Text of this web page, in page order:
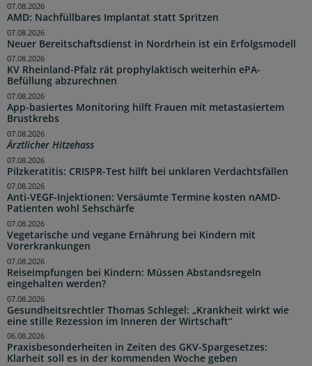
AMD: Nachfüllbares Implantat statt Spritzen
07.08.2026
Neuer Bereitschaftsdienst in Nordrhein ist ein Erfolgsmodell
07.08.2026
KV Rheinland-Pfalz rät prophylaktisch weiterhin ePA-
Befüllung abzurechnen
07.08.2026
App-basiertes Monitoring hilft Frauen mit metastasiertem
Brustkrebs
07.08.2026
Ärztlicher Hitzehass
07.08.2026
Pilzkeratitis: CRISPR-Test hilft bei unklaren Verdachtsfällen
07.08.2026
Anti-VEGF-Injektionen: Versäumte Termine kosten nAMD-
Patienten wohl Sehschärfe
07.08.2026
Vegetarische und vegane Ernährung bei Kindern mit
Vorerkrankungen
07.08.2026
Reiseimpfungen bei Kindern: Müssen Abstandsregeln
eingehalten werden?
07.08.2026
Gesundheitsrechtler Thomas Schlegel: „Krankheit wirkt wie
eine stille Rezession im Inneren der Wirtschaft“
07.08.2026
Praxisbesonderheiten in Zeiten des GKV-Spargesetzes:
Klarheit soll es in der kommenden Woche geben
06.08.2026